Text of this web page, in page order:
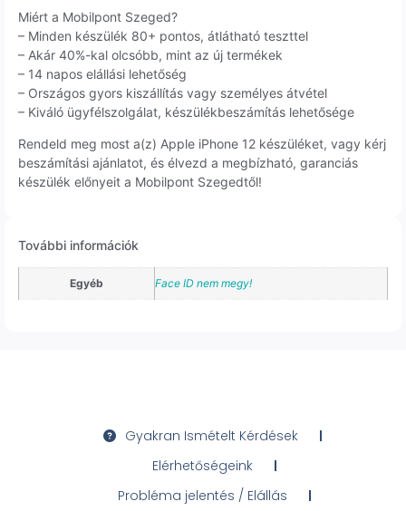
Miért a Mobilpont Szeged?
– Minden készülék 80+ pontos, átlátható teszttel
– Akár 40%-kal olcsóbb, mint az új termékek
– 14 napos elállási lehetőség
– Országos gyors kiszállítás vagy személyes átvétel
– Kiváló ügyfélszolgálat, készülékbeszámítás lehetősége
Rendeld meg most a(z) Apple iPhone 12 készüléket, vagy kérj
beszámítási ajánlatot, és élvezd a megbízható, garanciás
készülék előnyeit a Mobilpont Szegedtől!
További információk
Egyéb Face ID nem megy!
Gyakran Ismételt Kérdések
Elérhetőségeink
Probléma jelentés / Elállás